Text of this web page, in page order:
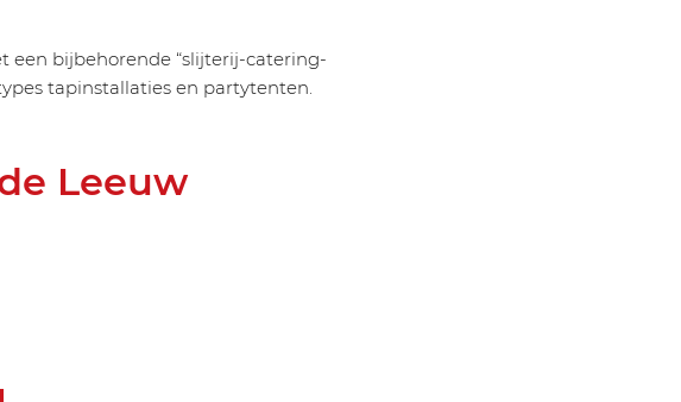
een bijbehorende “slijterij-catering-
tapinstallaties en partytenten.
Leeuw